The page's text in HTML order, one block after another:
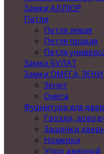
Замки АЛЛЮР
Петли
Петля левая
Петля правая
Петля
Замки БУЛАТ
Замки ОМЕГА,
Зенит
Омега
Фурнитура для
Гвозди,
Защелки
Номерки
Упор дверной